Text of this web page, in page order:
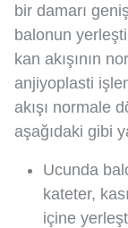
bir damarı
balonun
kan akışının
anjiyoplasti
akışı normale
aşağıdaki gibi
Ucunda
kateter,
içine